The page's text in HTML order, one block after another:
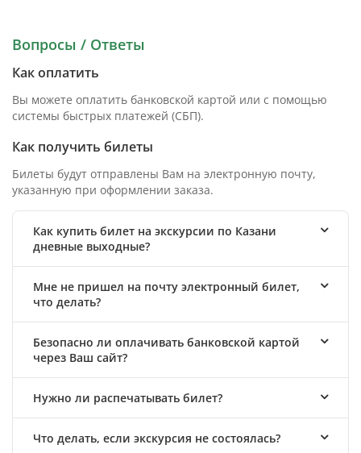
Вопросы / Ответы
Как оплатить
Вы можете оплатить банковской картой или с помощью
системы быстрых платежей (СБП).
Как получить билеты
Билеты будут отправлены Вам на электронную почту,
указанную при оформлении заказа.
Как купить билет на экскурсии по Казани
дневные выходные?
Мне не пришел на почту электронный билет,
что делать?
Безопасно ли оплачивать банковской картой
через Ваш сайт?
Нужно ли распечатывать билет?
Что делать, если экскурсия не состоялась?